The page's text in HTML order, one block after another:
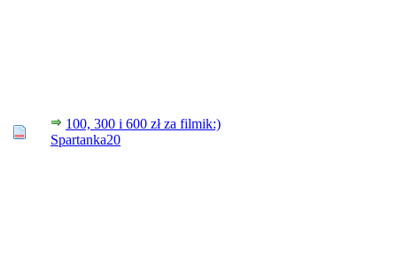
100, 300 i 600 zł za filmik:)
Spartanka20